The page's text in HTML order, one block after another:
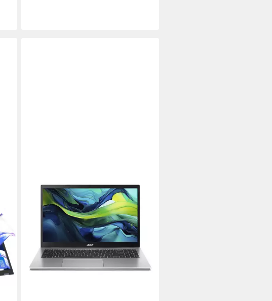
ACER
Acer Aspire Go 15,6" FHD, Ryzen 7
4,5 GHz, Win 11 Pro Notebook
15.6 Zoll Bildschirmdiagonale
AMD Ryzen™ 7
Prozessor
Radeon™ Onboard Graphics Grafikkarte
ab 479,00 €
17,19 €
mtl. in 36 Raten
lieferbar - in 4-5 Werktagen bei dir